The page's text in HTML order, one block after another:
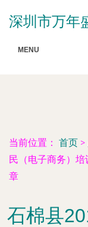
深圳市万年
MENU
当前位置： 首页 >
民（电子商务）
章
石棉县